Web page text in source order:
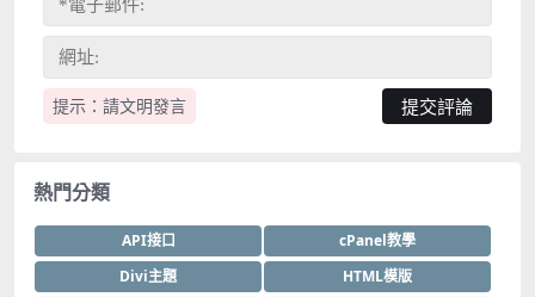
提示：請文明發言
熱門分類
API接口
cPanel教學
Divi主題
HTML模版